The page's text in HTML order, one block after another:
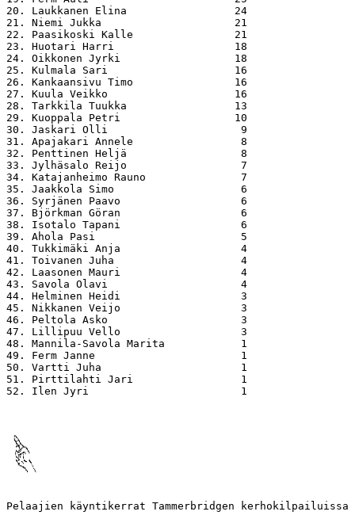
20. Laukkanen Elina                 24
21. Niemi Jukka                     21
22. Paasikoski Kalle                21
23. Huotari Harri                   18
24. Oikkonen Jyrki                  18
25. Kulmala Sari                    16
26. Kankaansivu Timo                16
27. Kuula Veikko                    16
28. Tarkkila Tuukka                 13
29. Kuoppala Petri                  10
30. Jaskari Olli                     9
31. Apajakari Annele                 8
32. Penttinen Heljä                  8
33. Jylhäsalo Reijo                  7
34. Katajanheimo Rauno               7
35. Jaakkola Simo                    6
36. Syrjänen Paavo                   6
37. Björkman Göran                   6
38. Isotalo Tapani                   6
39. Ahola Pasi                       5
40. Tukkimäki Anja                   4
41. Toivanen Juha                    4
42. Laasonen Mauri                   4
43. Savola Olavi                     4
44. Helminen Heidi                   3
45. Nikkanen Veijo                   3
46. Peltola Asko                     3
47. Lillipuu Vello                   3
48. Mannila-Savola Marita            1
49. Ferm Janne                       1
50. Vartti Juha                      1
51. Pirttilahti Jari                 1
52. Ilen Jyri                        1
Pelaajien käyntikerrat Tammerbridgen kerhokilpailuissa